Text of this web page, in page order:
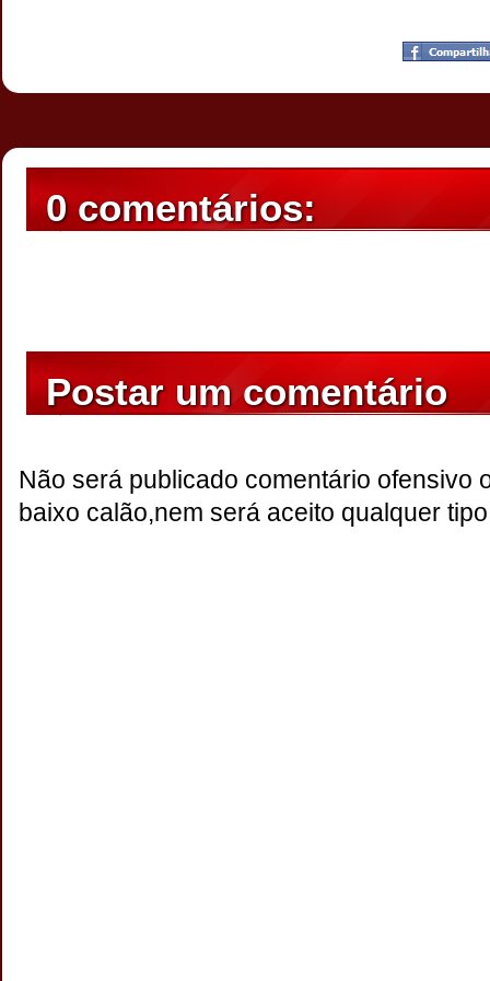
18:35
0 comentários:
Postar um comentário
Não será publicado comentário ofensivo
baixo calão,nem será aceito qualquer